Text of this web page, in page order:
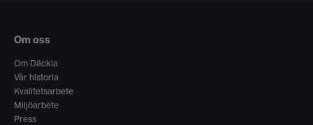
Om oss
Om Däckia
Vår historia
Kvalitetsarbete
Miljöarbete
Press